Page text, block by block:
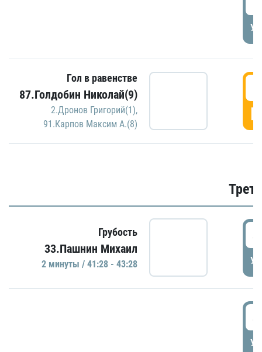
Гол в равенстве
87.Голдобин Николай(9)
2.Дронов Григорий(1),
91.Карпов Максим А.(8)
Грубость
33.Пашнин Михаил
2 минуты / 41:28 - 43:28